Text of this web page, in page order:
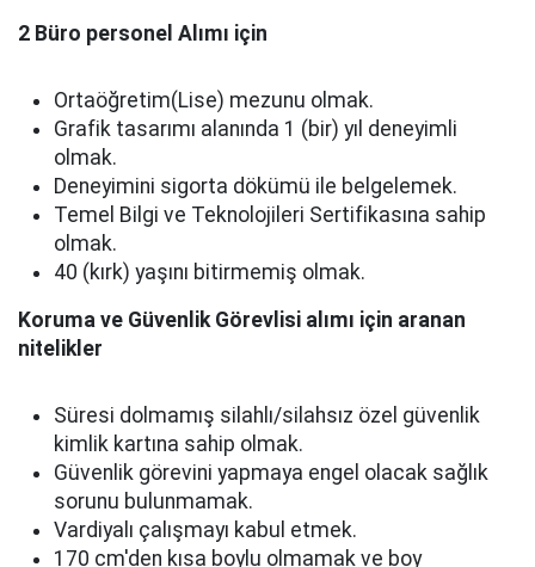
2 Büro personel Alımı için
Ortaöğretim(Lise) mezunu olmak.
Grafik tasarımı alanında 1 (bir) yıl deneyimli
olmak.
Deneyimini sigorta dökümü ile belgelemek.
Temel Bilgi ve Teknolojileri Sertifikasına sahip
olmak.
40 (kırk) yaşını bitirmemiş olmak.
Koruma ve Güvenlik Görevlisi alımı için aranan
nitelikler
Süresi dolmamış silahlı/silahsız özel güvenlik
kimlik kartına sahip olmak.
Güvenlik görevini yapmaya engel olacak sağlık
sorunu bulunmamak.
Vardiyalı çalışmayı kabul etmek.
170 cm'den kısa boylu olmamak ve boy